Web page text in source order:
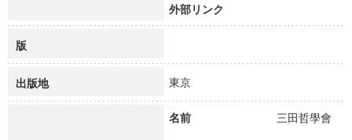
外部リンク
版
出版地 東京
名前 三田哲學會